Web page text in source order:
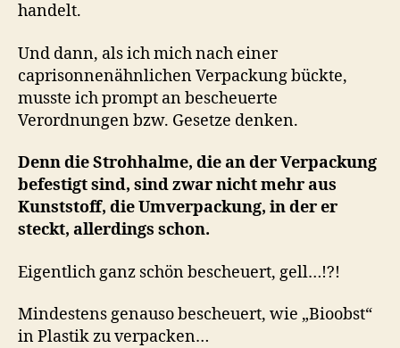
handelt.
Und dann, als ich mich nach einer
caprisonnenähnlichen Verpackung bückte,
musste ich prompt an bescheuerte
Verordnungen bzw. Gesetze denken.
Denn die Strohhalme, die an der Verpackung
befestigt sind, sind zwar nicht mehr aus
Kunststoff, die Umverpackung, in der er
steckt, allerdings schon.
Eigentlich ganz schön bescheuert, gell…!?!
Mindestens genauso bescheuert, wie „Bioobst“
in Plastik zu verpacken…